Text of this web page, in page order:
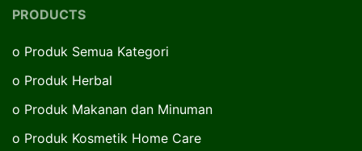
PRODUCTS
o Produk Semua Kategori
o Produk Herbal
o Produk Makanan dan Minuman
o Produk Kosmetik Home Care